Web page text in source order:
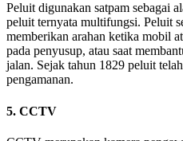
Peluit digunakan satpam sebagai
peluit ternyata multifungsi. Peluit
memberikan arahan ketika mobil
pada penyusup, atau saat
jalan. Sejak tahun 1829 peluit
pengamanan.
5. CCTV